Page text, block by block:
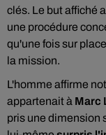
clés. Le but affiché
une procédure
qu'une fois sur
la mission.
L'homme affirme
appartenait à Marc
pris une dimension